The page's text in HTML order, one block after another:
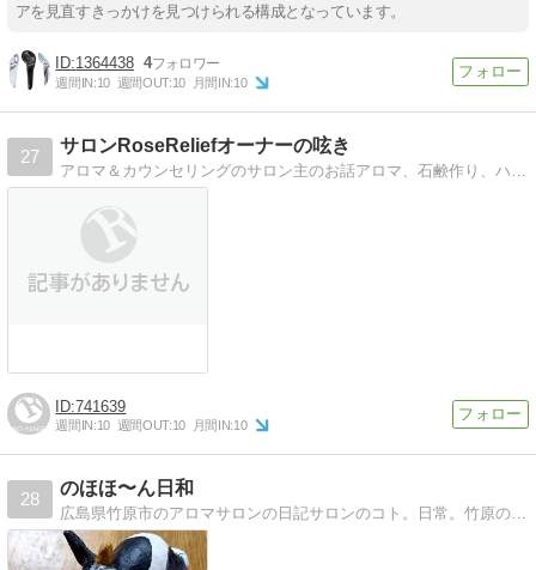
アを見直すきっかけを見つけられる構成となっています。
1364438 4
週間IN:10 週間OUT:10 月間IN:10
27
サロンRoseReliefオーナーの呟き
アロマ＆カウンセリングのサロン主のお話アロマ、石鹸作り、ハーブ栽培、開業準備などの話
741639
週間IN:10 週間OUT:10 月間IN:10
28
のほほ〜ん日和
広島県竹原市のアロマサロンの日記サロンのコト。日常。竹原のコト。のほほ〜んと綴っております。